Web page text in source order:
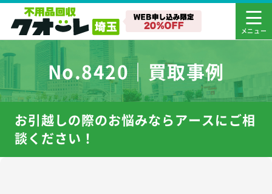
No.8420｜買取事例
お引越しの際のお悩みならアースにご相
談ください！